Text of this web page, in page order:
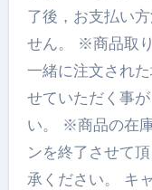
了後，お支払い
せん。 ※商品取
一緒に注文され
せていただく事
い。 ※商品の在
ンを終了させて
承ください。 キ